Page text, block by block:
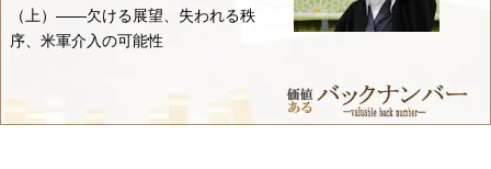
（上）――欠ける展望、失われる秩
序、米軍介入の可能性